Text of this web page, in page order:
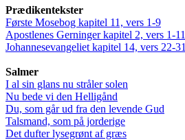
Prædikentekster
Første Mosebog kapitel 11, vers 1-9
Apostlenes Gerninger kapitel 2, vers 1-11
Johannesevangeliet kapitel 14, vers 22-31
Salmer
I al sin glans nu stråler solen
Nu bede vi den Helligånd
Du, som går ud fra den levende Gud
Talsmand, som på jorderige
Det dufter lysegrønt af græs